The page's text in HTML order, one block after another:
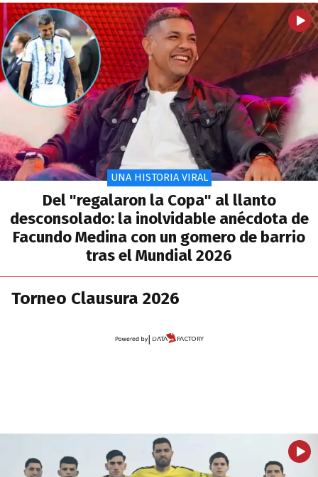
UNA HISTORIA VIRAL
Del "regalaron la Copa" al llanto
desconsolado: la inolvidable anécdota de
Facundo Medina con un gomero de barrio
tras el Mundial 2026
Torneo Clausura 2026